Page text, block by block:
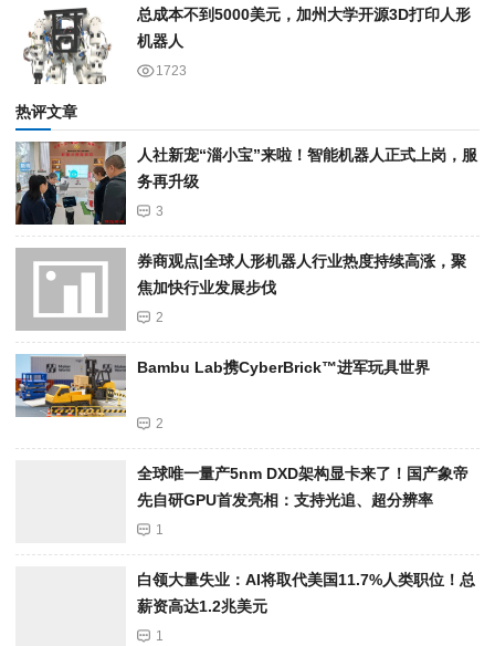
总成本不到5000美元，加州大学开源3D打印人形
机器人
1723
热评文章
人社新宠“淄小宝”来啦！智能机器人正式上岗，服
务再升级
3
券商观点|全球人形机器人行业热度持续高涨，聚
焦加快行业发展步伐
2
Bambu Lab携Cyber​​Brick™进军玩具世界
2
全球唯一量产5nm DXD架构显卡来了！国产象帝
先自研GPU首发亮相：支持光追、超分辨率
1
白领大量失业：AI将取代美国11.7%人类职位！总
薪资高达1.2兆美元
1